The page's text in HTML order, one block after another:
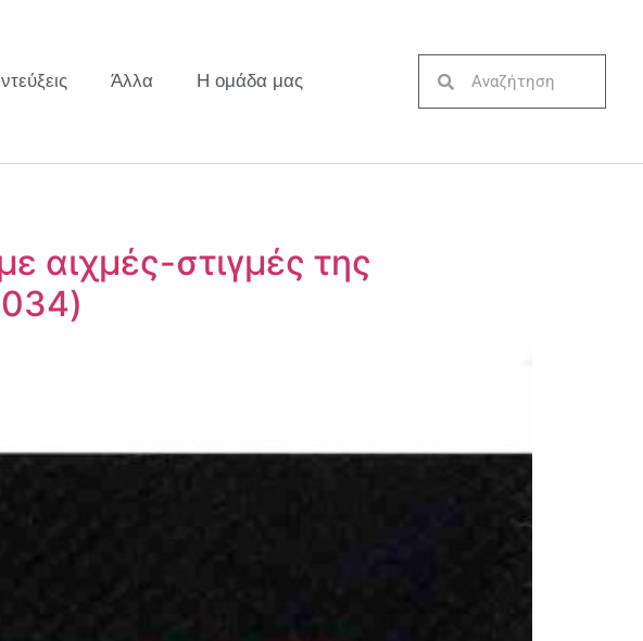
Άλλα Η ομάδα μας
αιχμές-στιγμές της